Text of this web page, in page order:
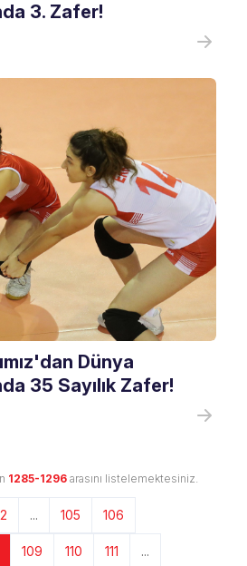
3. Zafer!
Dünya
35 Sayılık Zafer!
1285-1296 arasını listelemektesiniz.
2 ... 105 106
109 110 111 ...